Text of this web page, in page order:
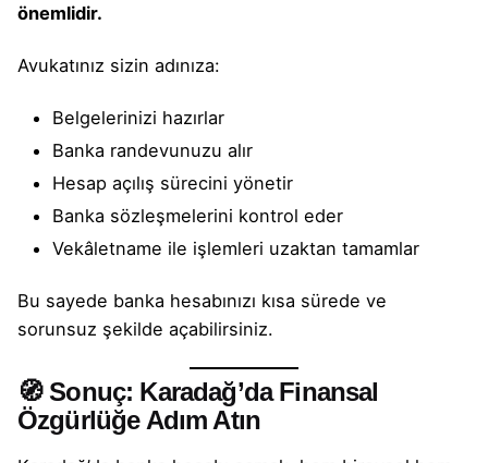
önemlidir.
Avukatınız sizin adınıza:
Belgelerinizi hazırlar
Banka randevunuzu alır
Hesap açılış sürecini yönetir
Banka sözleşmelerini kontrol eder
Vekâletname ile işlemleri uzaktan tamamlar
Bu sayede banka hesabınızı kısa sürede ve
sorunsuz şekilde açabilirsiniz.
🧭 Sonuç: Karadağ’da Finansal
Özgürlüğe Adım Atın